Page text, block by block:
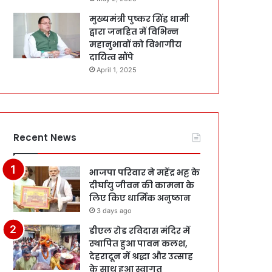
मुख्यमंत्री पुष्कर सिंह धामी
द्वारा जनहित में विभिन्न
महानुभावों को विभागीय
दायित्व सौंपे
April 1, 2025
Recent News
भाजपा परिवार ने महेंद्र भट्ट के
दीर्घायु जीवन की कामना के
लिए किए धार्मिक अनुष्ठान
3 days ago
डीएल रोड रविदास मंदिर में
स्थापित हुआ पावन कलश,
देहरादून में श्रद्धा और उत्साह
के साथ हुआ स्वागत